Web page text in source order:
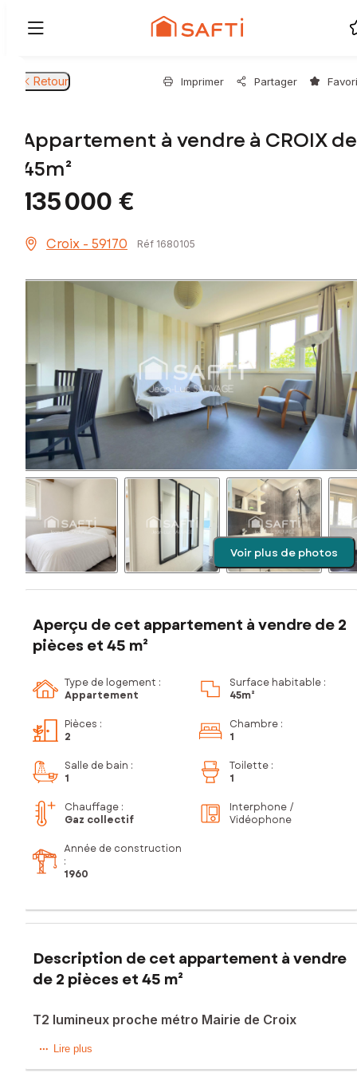
Retour Imprimer Partager
Appartement à vendre à CROIX de
45m²
135 000 €
Croix - 59170 Réf 1680105
Voir plus de photos
Aperçu de cet appartement à vendre de 2
pièces et 45 m²
Type de logement :
Appartement
Surface habitable :
45m²
Pièces :
2
Chambre :
1
Salle de bain :
1
Toilette :
1
Chauffage :
Gaz collectif
Interphone /
Vidéophone
Année de construction
:
1960
Description de cet appartement à vendre
de 2 pièces et 45 m²
T2 lumineux proche métro Mairie de Croix
Croix, à proximité immédiate du centre-ville, des
Lire plus